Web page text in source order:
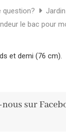
question?
Jardin
le bac pour
et demi (76 cm).
sur